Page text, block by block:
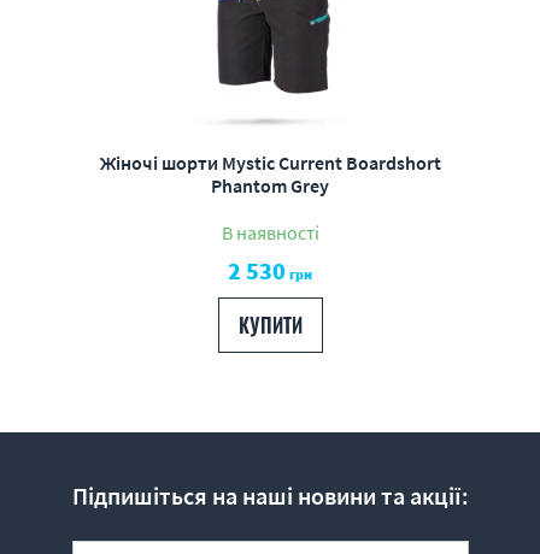
Жіночі шорти Mystic Current Boardshort
Phantom Grey
В наявності
2 530 грн
КУПИТИ
Підпишіться на наші новини та акції: